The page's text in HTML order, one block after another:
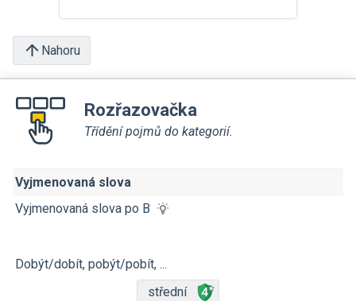
Nahoru
Rozřazovačka
Třídění pojmů do kategorií.
Vyjmenovaná slova
Vyjmenovaná slova po B
Dobýt/dobít, pobýt/pobít, ...
střední